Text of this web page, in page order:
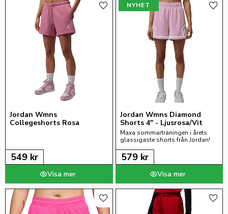
Jordan Wmns
Collegeshorts Rosa
549 kr
Lägg till i favoriter
Jordan Wmns Diamond
Shorts 4" - Ljusrosa/Vit
Maxa sommarträningen i årets
glassigaste shorts från Jordan!
579kr
NYHET
Lägg till i favoriter